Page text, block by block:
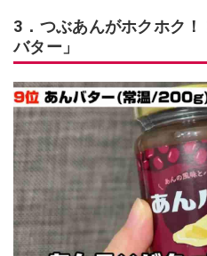
3．つぶあんがホクホク
バター」